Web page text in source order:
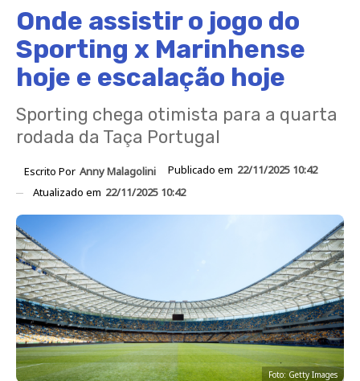
Onde assistir o jogo do
Sporting x Marinhense
hoje e escalação hoje
Sporting chega otimista para a quarta
rodada da Taça Portugal
Escrito Por Anny Malagolini Publicado em 22/11/2025 10:42
Atualizado em 22/11/2025 10:42
Foto: Getty Images